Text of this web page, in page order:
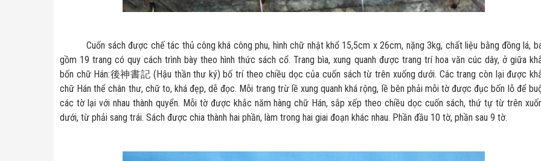
Cuốn sách được chế tác thủ công khá công phu, hình chữ nhật khổ 15,5cm x 26cm, nặng 3kg, chất liệu bằng đồng lá,
gồm 19 trang có quy cách trình bày theo hình thức sách cổ. Trang bìa, xung quanh được trang trí hoa văn cúc dây, ở giữa
bốn chữ Hán:後神書記 (Hậu thần thư ký) bố trí theo chiều dọc của cuốn sách từ trên xuống dưới. Các trang còn lại được
chữ Hán thể chân thư, chữ to, khá đẹp, dễ đọc. Mỗi trang trừ lề xung quanh khá rộng, lề bên phải mỗi tờ được đục bốn lỗ để
các tờ lại với nhau thành quyển. Mỗi tờ được khắc năm hàng chữ Hán, sắp xếp theo chiều dọc cuốn sách, thứ tự từ trên
dưới, từ phải sang trái. Sách được chia thành hai phần, làm trong hai giai đoạn khác nhau. Phần đầu 10 tờ, phần sau 9 tờ.